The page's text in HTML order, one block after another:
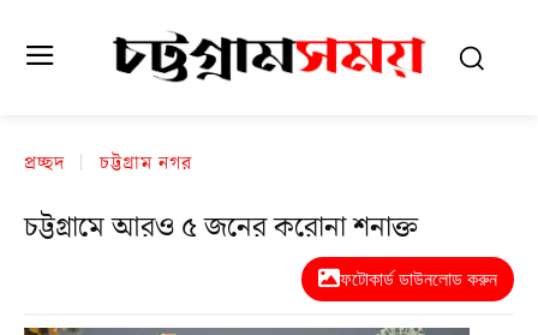
প্রচ্ছদ চট্টগ্রাম নগর
চট্টগ্রামে আরও ৫ জনের করোনা শনাক্ত
ফটোকার্ড ডাউনলোড করুন